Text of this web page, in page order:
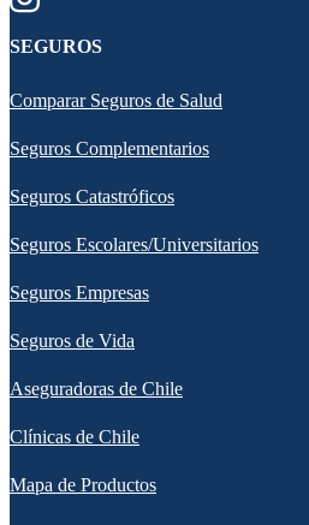
SEGUROS
Comparar Seguros de Salud
Seguros Complementarios
Seguros Catastróficos
Seguros Escolares/Universitarios
Seguros Empresas
Seguros de Vida
Aseguradoras de Chile
Clínicas de Chile
Mapa de Productos